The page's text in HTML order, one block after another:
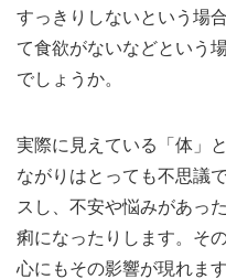
すっきりしないという場
て食欲がないなどという
でしょうか。
実際に見えている「体」
ながりはとっても不思議
スし、不安や悩みがあっ
痢になったりします。そ
心にもその影響が現れま